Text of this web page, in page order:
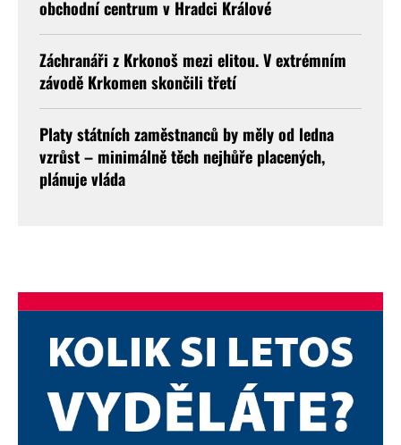
obchodní centrum v Hradci Králové
Záchranáři z Krkonoš mezi elitou. V extrémním
závodě Krkomen skončili třetí
Platy státních zaměstnanců by měly od ledna
vzrůst – minimálně těch nejhůře placených,
plánuje vláda